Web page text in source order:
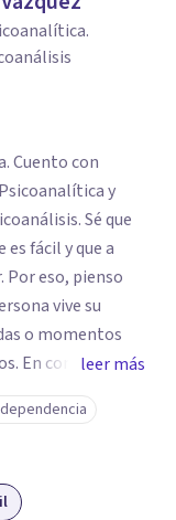
Cuento con
y
Sé que
fácil y que a
Por eso, pienso
vive su
o momentos
En consulta, mi
y seguro, en el
y sentir. Nos
de vida,
que hoy
leer más